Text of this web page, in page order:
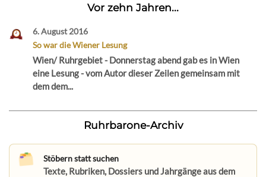
Vor zehn Jahren...
6. August 2016
So war die Wiener Lesung
Wien/ Ruhrgebiet - Donnerstag abend gab es in Wien
eine Lesung - vom Autor dieser Zeilen gemeinsam mit
dem dem...
Ruhrbarone-Archiv
Stöbern statt suchen
Texte, Rubriken, Dossiers und Jahrgänge aus dem